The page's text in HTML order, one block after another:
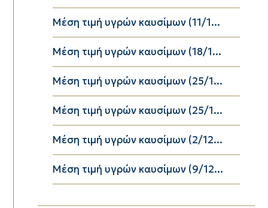
Μέση τιμή υγρών καυσίμων (11/1...
Μέση τιμή υγρών καυσίμων (18/1...
Μέση τιμή υγρών καυσίμων (25/1...
Μέση τιμή υγρών καυσίμων (25/1...
Μέση τιμή υγρών καυσίμων (2/12...
Μέση τιμή υγρών καυσίμων (9/12...